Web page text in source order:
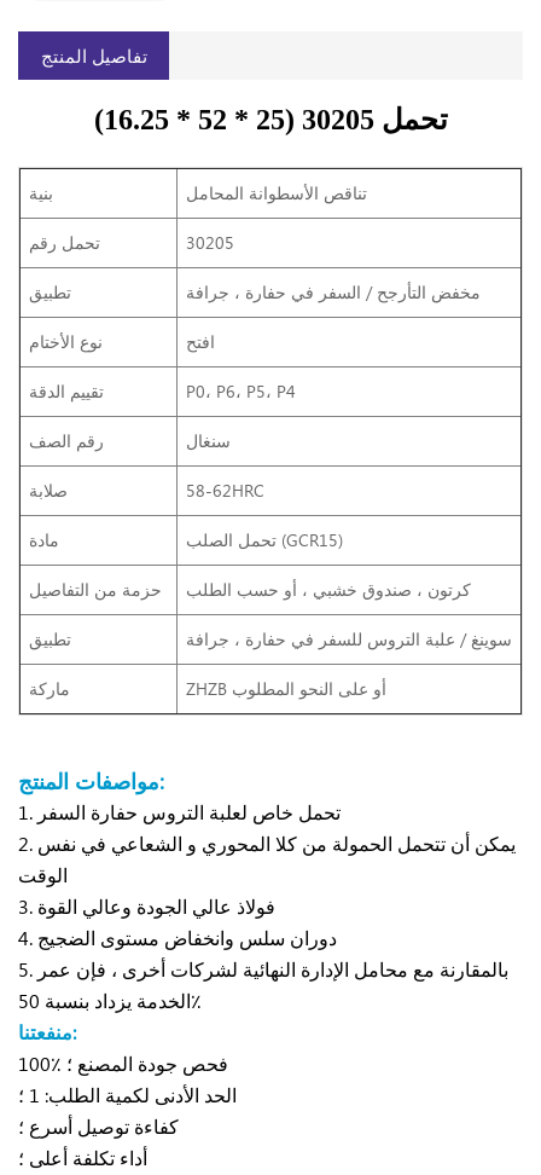
تفاصيل المنتج
تحمل 30205 (25 * 52 * 16.25)
بنية تناقص الأسطوانة المحامل
تحمل رقم 30205
تطبيق مخفض التأرجح / السفر في حفارة ، جرافة
نوع الأختام افتح
تقييم الدقة P0، P6، P5، P4
رقم الصف سنغال
صلابة 58-62HRC
مادة تحمل الصلب (GCR15)
حزمة من التفاصيل كرتون ، صندوق خشبي ، أو حسب الطلب
تطبيق سوينغ / علبة التروس للسفر في حفارة ، جرافة
ماركة ZHZB أو على النحو المطلوب
مواصفات المنتج:
1. تحمل خاص لعلبة التروس حفارة السفر
2. يمكن أن تتحمل الحمولة من كلا المحوري و الشعاعي في نفس
الوقت
3. فولاذ عالي الجودة وعالي القوة
4. دوران سلس وانخفاض مستوى الضجيج
5. بالمقارنة مع محامل الإدارة النهائية لشركات أخرى ، فإن عمر
الخدمة يزداد بنسبة 50٪
منفعتنا:
100٪ فحص جودة المصنع ؛
الحد الأدنى لكمية الطلب: 1 ؛
كفاءة توصيل أسرع ؛
أداء تكلفة أعلى ؛